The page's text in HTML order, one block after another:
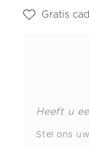
Gratis
Heeft u
Stel ons